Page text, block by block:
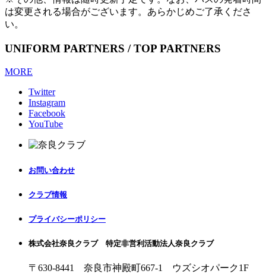
は変更される場合がございます。あらかじめご了承くださ
い。
UNIFORM PARTNERS / TOP PARTNERS
MORE
Twitter
Instagram
Facebook
YouTube
お問い合わせ
クラブ情報
プライバシーポリシー
株式会社奈良クラブ 特定非営利活動法人奈良クラブ
〒630-8441 奈良市神殿町667-1
ウズシオパーク1F